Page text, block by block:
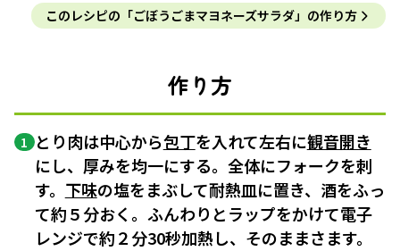
このレシピの「ごぼうごまマヨネーズサラダ」の作り方
作り方
1 とり肉は中心から包丁を入れて左右に観音開き
にし、厚みを均一にする。全体にフォークを刺
す。 下味の塩をまぶして耐熱皿に置き、酒をふっ
て約５分おく。ふんわりとラップをかけて電子
レンジで約２分30秒加熱し、そのままさます。